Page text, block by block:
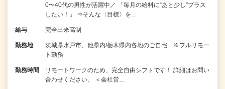
0〜40代の男性が活躍中／ 「毎月の給料に“あと少し”プラス
したい！」 ⇒そんな〈目標〉を…
給与 完全出来高制
勤務地
茨城県水戸市、他県内/栃木県内各地のご自宅 ※フルリモー
ト勤務
勤務時間
リモートワークのため、完全自由シフトです！ 詳細はお問い
合わせください。 ＜会社営…